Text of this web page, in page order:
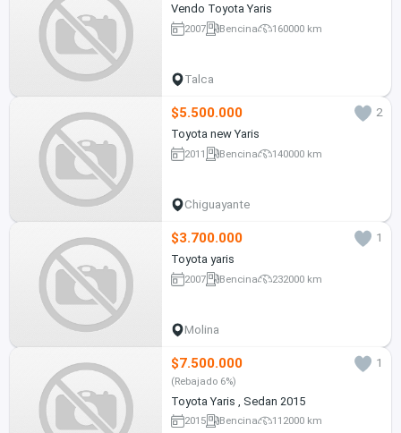
Vendo Toyota Yaris
2007 Bencina 160000 km
Talca
$5.500.000
2
Toyota new Yaris
2011 Bencina 140000 km
Chiguayante
$3.700.000
1
Toyota yaris
2007 Bencina 232000 km
Molina
$7.500.000 1
(Rebajado 6%)
Toyota Yaris , Sedan 2015
2015 Bencina 112000 km